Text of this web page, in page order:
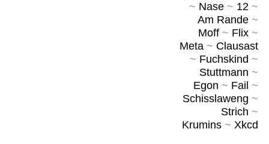
~ Nase~ 12~
Am Rande~
Moff~ Flix~
Meta~ Clausast
~ Fuchskind ~
Stuttmann ~
Egon ~ Fail ~
Schisslaweng ~
Strich ~
Krumins~ Xkcd